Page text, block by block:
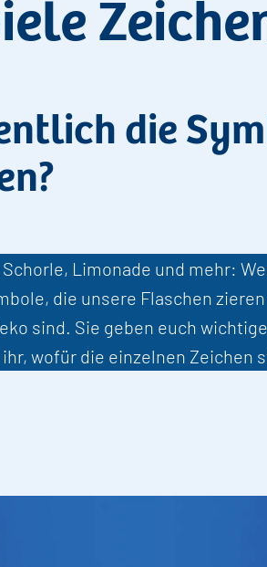
die
Limonade und mehr:
die unsere Flaschen
sind. Sie geben euch
wofür die einzelnen Zeichen